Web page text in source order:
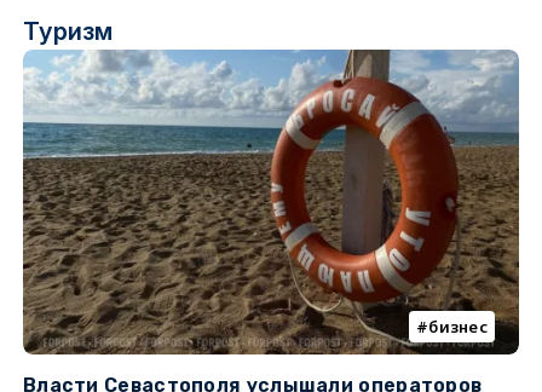
Туризм
бизнес
Власти Севастополя услышали операторов